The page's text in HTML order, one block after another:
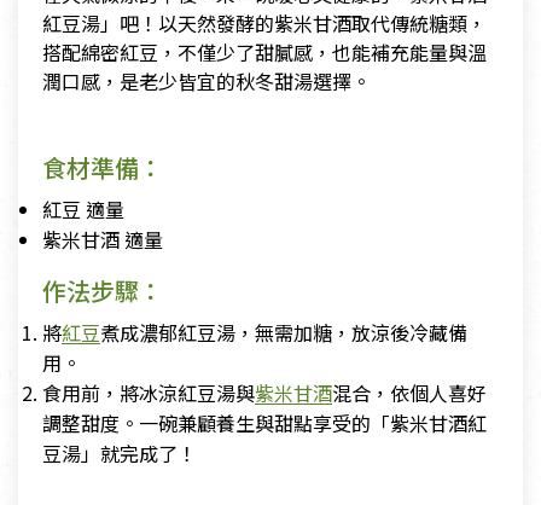
紅豆湯」吧！以天然發酵的紫米甘酒取代傳統糖類，
搭配綿密紅豆，不僅少了甜膩感，也能補充能量與溫
潤口感，是老少皆宜的秋冬甜湯選擇。
食材準備：
紅豆 適量
紫米甘酒 適量
作法步驟：
將紅豆煮成濃郁紅豆湯，無需加糖，放涼後冷藏備
用。
食用前，將冰涼紅豆湯與紫米甘酒混合，依個人喜好
調整甜度。一碗兼顧養生與甜點享受的「紫米甘酒紅
豆湯」就完成了！